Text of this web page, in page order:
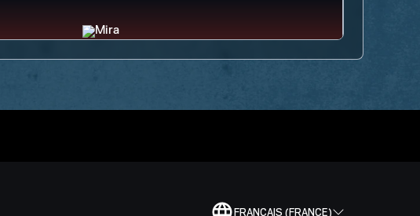
FRANÇAIS (FRANCE)